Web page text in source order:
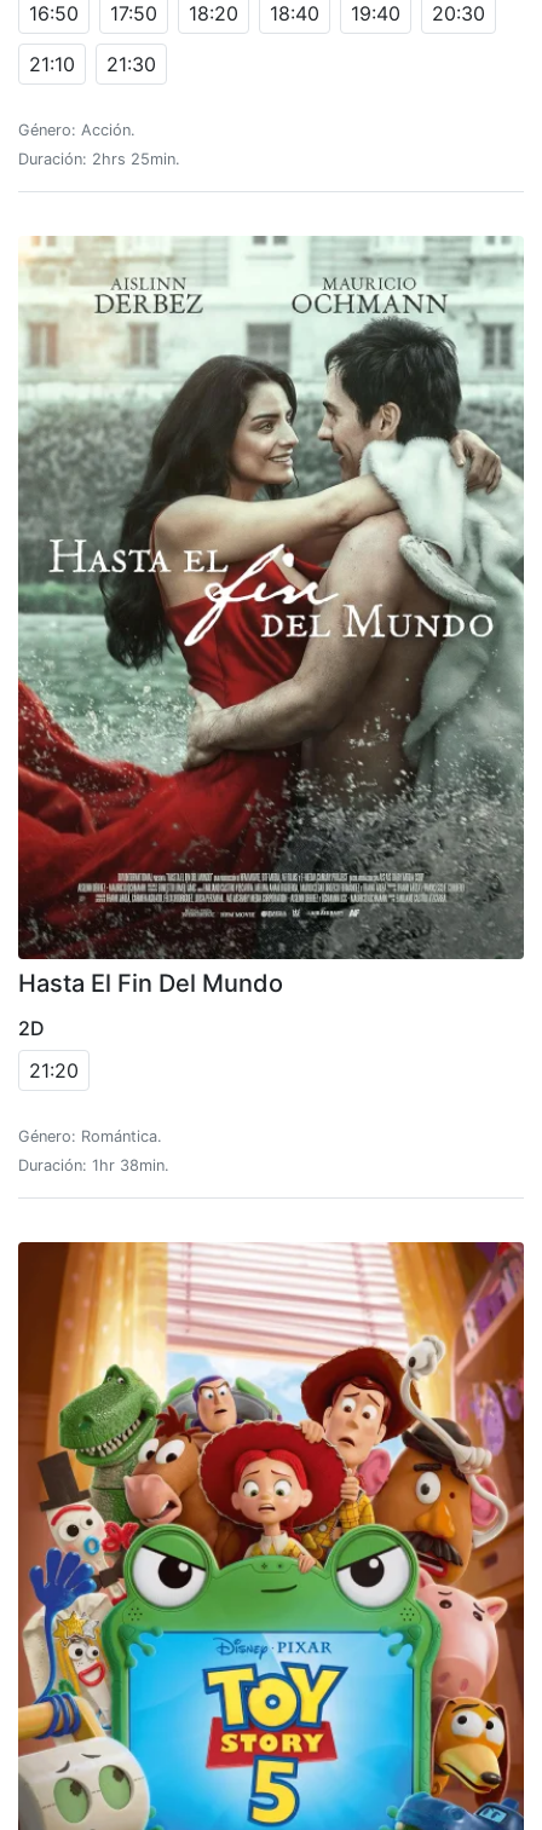
16:50 17:50 18:20 18:40 19:40 20:30
21:10 21:30
Género: Acción.
Duración: 2hrs 25min.
Hasta El Fin Del Mundo
2D
21:20
Género: Romántica.
Duración: 1hr 38min.